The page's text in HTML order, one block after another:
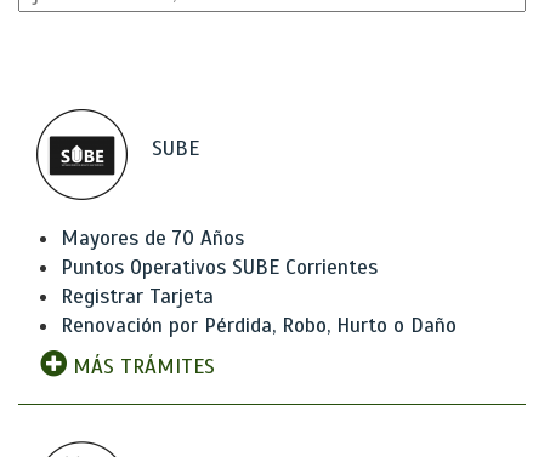
SUBE
Mayores de 70 Años
Puntos Operativos SUBE Corrientes
Registrar Tarjeta
Renovación por Pérdida, Robo, Hurto o Daño
MÁS TRÁMITES